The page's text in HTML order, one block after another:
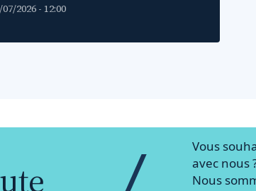
2026 - 12:00
Vous
avec nous
Nous